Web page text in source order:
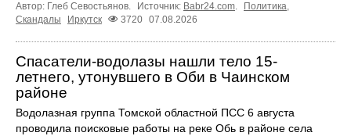
Автор: Глеб Севостьянов. Источник: Babr24.com. Политика,
Скандалы
Иркутск 3720 07.08.2026
Спасатели-водолазы нашли тело 15-
летнего, утонувшего в Оби в Чаинском
районе
Водолазная группа Томской областной ПСС 6 августа
проводила поисковые работы на реке Обь в районе села